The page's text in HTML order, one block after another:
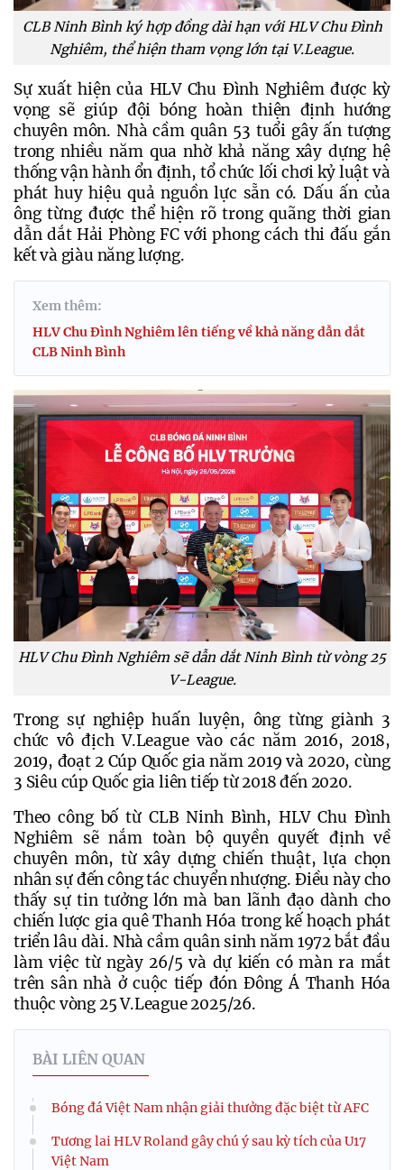
CLB Ninh Bình ký hợp đồng dài hạn với HLV Chu Đình
Nghiêm, thể hiện tham vọng lớn tại V.League.
Sự xuất hiện của HLV Chu Đình Nghiêm được kỳ
vọng sẽ giúp đội bóng hoàn thiện định hướng
chuyên môn. Nhà cầm quân 53 tuổi gây ấn tượng
trong nhiều năm qua nhờ khả năng xây dựng hệ
thống vận hành ổn định, tổ chức lối chơi kỷ luật và
phát huy hiệu quả nguồn lực sẵn có. Dấu ấn của
ông từng được thể hiện rõ trong quãng thời gian
dẫn dắt Hải Phòng FC với phong cách thi đấu gắn
kết và giàu năng lượng.
Xem thêm:
HLV Chu Đình Nghiêm lên tiếng về khả năng dẫn dắt
CLB Ninh Bình
HLV Chu Đình Nghiêm sẽ dẫn dắt Ninh Bình từ vòng 25
V-League.
Trong sự nghiệp huấn luyện, ông từng giành 3
chức vô địch V.League vào các năm 2016, 2018,
2019, đoạt 2 Cúp Quốc gia năm 2019 và 2020, cùng
3 Siêu cúp Quốc gia liên tiếp từ 2018 đến 2020.
Theo công bố từ CLB Ninh Bình, HLV Chu Đình
Nghiêm sẽ nắm toàn bộ quyền quyết định về
chuyên môn, từ xây dựng chiến thuật, lựa chọn
nhân sự đến công tác chuyển nhượng. Điều này cho
thấy sự tin tưởng lớn mà ban lãnh đạo dành cho
chiến lược gia quê Thanh Hóa trong kế hoạch phát
triển lâu dài. Nhà cầm quân sinh năm 1972 bắt đầu
làm việc từ ngày 26/5 và dự kiến có màn ra mắt
trên sân nhà ở cuộc tiếp đón Đông Á Thanh Hóa
thuộc vòng 25 V.League 2025/26.
BÀI LIÊN QUAN
Bóng đá Việt Nam nhận giải thưởng đặc biệt từ AFC
Tương lai HLV Roland gây chú ý sau kỳ tích của U17
Việt Nam